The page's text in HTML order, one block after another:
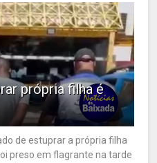
própria filha é
de estuprar a própria filha
preso em flagrante na tarde